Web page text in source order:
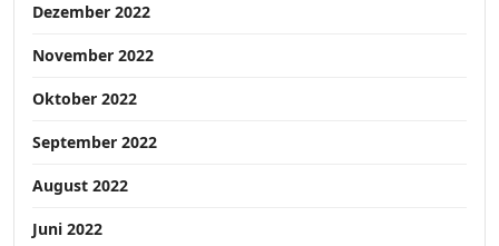
Dezember 2022
November 2022
Oktober 2022
September 2022
August 2022
Juni 2022